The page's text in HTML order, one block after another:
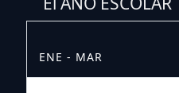
ENE - MAR